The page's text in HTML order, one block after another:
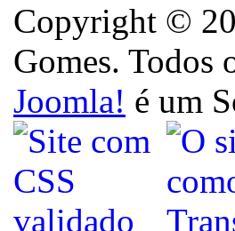
Copyright ©
Gomes. Todos
Joomla! é um